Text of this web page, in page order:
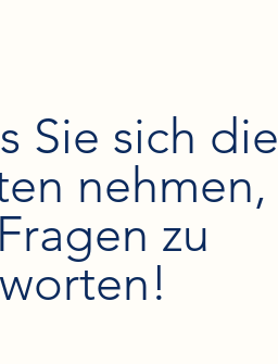
Sie sich die
nehmen,
zu